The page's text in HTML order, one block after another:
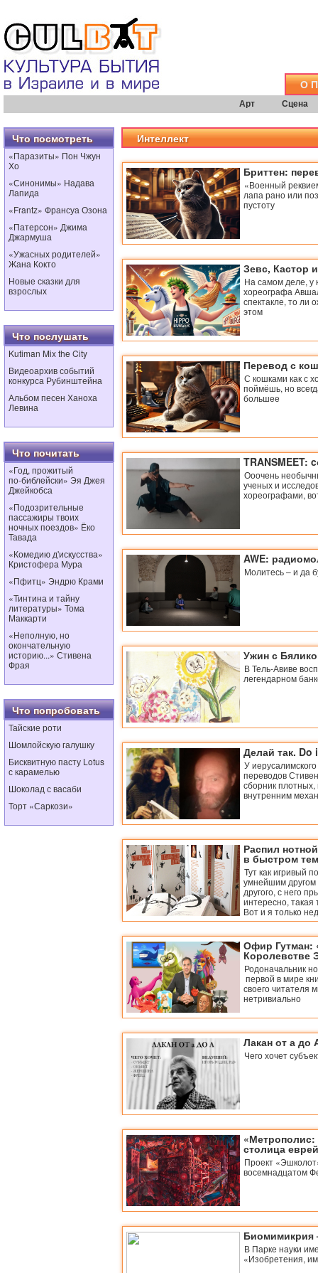
О
Арт Сцена
Что посмотреть
«Паразиты» Пон Чжун
Хо
«Синонимы» Надава
Лапида
«Frantz» Франсуа Озона
«Патерсон» Джима
Джармуша
«Ужасных родителей»
Жана Кокто
Новые сказки для
взрослых
Что послушать
Kutiman Mix the City
Видеоархив событий
конкурса Рубинштейна
Альбом песен Ханоха
Левина
Что почитать
«Год, прожитый
по‑библейски» Эя Джея
Джейкобса
«Подозрительные
пассажиры твоих
ночных поездов» Ёко
Тавада
«Комедию д'искусства»
Кристофера Мура
«Пфитц» Эндрю Крами
«Тинтина и тайну
литературы» Тома
Маккарти
«Неполную, но
окончательную
историю...» Стивена
Фрая
Что попробовать
Тайские роти
Шомлойскую галушку
Бисквитную пасту Lotus
с карамелью
Шоколад с васаби
Торт «Саркози»
Интеллект
Бриттен:
«Военный
лапа рано или
пустоту
Зевс, Кастор
На самом деле, у
хореографа
спектакле, то ли
этом
Перевод с
С кошками как с
поймёшь, но
большее
TRANSMEET:
Ооочень
ученых и
хореографами,
AWE:
Молитесь – и да
Ужин с
В Тель-Авиве
легендарном
Делай так.
У
переводов
сборник
внутренним
Распил
в быстром
Тут как игривый
умнейшим другом
другого, с него
интересно,
Вот и я только
Офир Гутман:
Королевстве
Родоначальник
первой в мире
своего читателя
нетривиально
Лакан от а до
Чего хочет
«Метрополис:
столица
Проект
восемнадцатом
Биомимикрия
В Парке науки
«Изобретения,